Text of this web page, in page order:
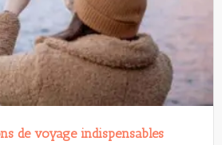
de voyage indispensables